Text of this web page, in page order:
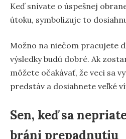
Keď snívate o úspešnej
útoku, symbolizuje to
Možno na niečom pracujete
výsledky budú dobré. Ak
môžete očakávať, že veci sa
predstáv a dosiahnete veľké
Sen, keď sa
bráni prepadnutiu